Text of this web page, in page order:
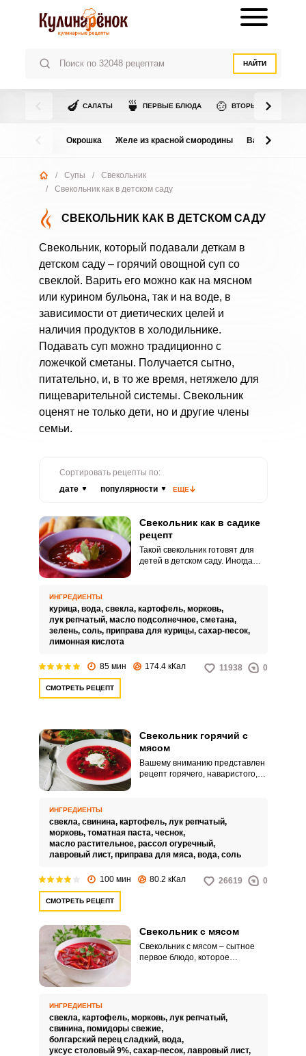
НАЙТИ
🍆 САЛАТЫ 🍵 ПЕРВЫЕ БЛЮДА 🍲 ВТОРЫЕ БЛЮДА
Окрошка Желе из красной смородины Варенье из
/ Супы /
Свекольник
/
Свекольник как в детском саду
СВЕКОЛЬНИК КАК В ДЕТСКОМ САДУ
Свекольник, который подавали деткам в
детском саду – горячий овощной суп со
свеклой. Варить его можно как на мясном
или курином бульона, так и на воде, в
зависимости от диетических целей и
наличия продуктов в холодильнике.
Подавать суп можно традиционно с
ложечкой сметаны. Получается сытно,
питательно, и, в то же время, нетяжело для
пищеварительной системы. Свекольник
оценят не только дети, но и другие члены
семьи.
Сортировать рецепты по:
дате
популярности ЕЩЕ
Свекольник как в садике
рецепт
Такой свекольник готовят для
детей в детском саду. Иногда
сохраняет цвет супа и
обогащает его витамином С.
ИНГРЕДИЕНТЫ
курица, вода, свекла, картофель, морковь,
лук репчатый, масло подсолнечное, сметана,
зелень, соль, приправа для курицы, сахар-песок,
лимонная кислота
85 мин 174.4 кКал 11938 0
СМОТРЕТЬ РЕЦЕПТ
Свекольник горячий с
мясом
Вашему вниманию представлен
рецепт горячего, наваристого,
погоду, насытит организм и
подарит хорошее настроение!
Горячий свекольник с мясом –
потрясающее кушанье для все
семьи.
ИНГРЕДИЕНТЫ
свекла, свинина, картофель, лук репчатый,
морковь, томатная паста, чеснок,
масло растительное, рассол огуречный,
лавровый лист, приправа для мяса, вода, соль
100 мин 80.2 кКал 26619 0
СМОТРЕТЬ РЕЦЕПТ
Свекольник с мясом
Свекольник с мясом – сытное
первое блюдо, которое
использования капусты.
ИНГРЕДИЕНТЫ
свекла, картофель, морковь, лук репчатый,
свинина, помидоры свежие,
болгарский перец сладкий, вода,
уксус столовый 9%, сахар-песок, лавровый лист,